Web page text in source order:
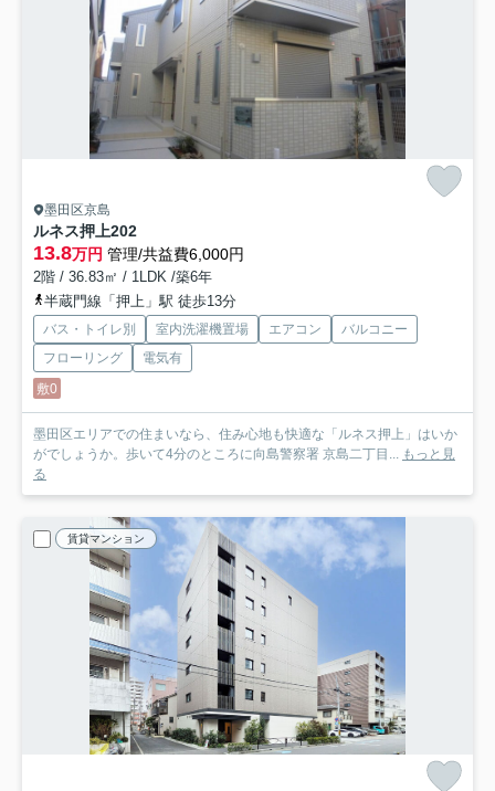
墨田区京島
ルネス押上202
13.8万円 管理/共益費6,000円
2階 / 36.83㎡ / 1LDK /築6年
半蔵門線「押上」駅 徒歩13分
バス・トイレ別 室内洗濯機置場 エアコン
バルコニー
フローリング
電気有
敷0
墨田区エリアでの住まいなら、住み心地も快適な「ルネス押上」はいか
がでしょうか。歩いて4分のところに向島警察署 京島二丁目... もっと見
る
賃貸マンション